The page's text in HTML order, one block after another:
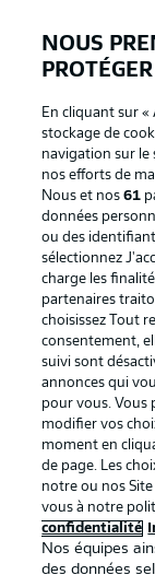
La publicité
Mentions
Déclaration de
confidentialité
Travaux
Impression
NOUS
En cliquant sur «
stockage de
navigation sur le
nos efforts de
Nous et nos61
données
ou des
sélectionnez
charge les
partenaires
choisissez Tout
consentement,
suivi sont
annonces qui
pour vous. Vous
modifier vos
moment en
de page. Les
notre ou nos
vous à notre
confidentialité
Nos équipes
des données